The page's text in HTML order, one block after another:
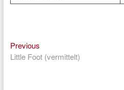
Beitragsnavigation
PreviousPrevious
post:
Little Foot (vermittelt)